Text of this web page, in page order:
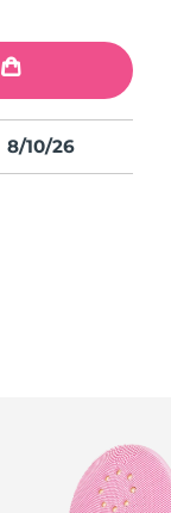
8/10/26